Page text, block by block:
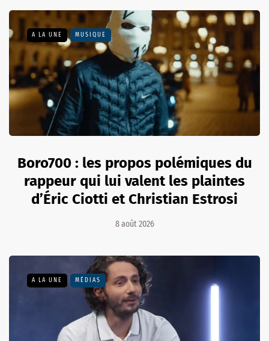
A LA UNE MUSIQUE
Boro700 : les propos polémiques du
rappeur qui lui valent les plaintes
d’Éric Ciotti et Christian Estrosi
8 août 2026
A LA UNE MÉDIAS